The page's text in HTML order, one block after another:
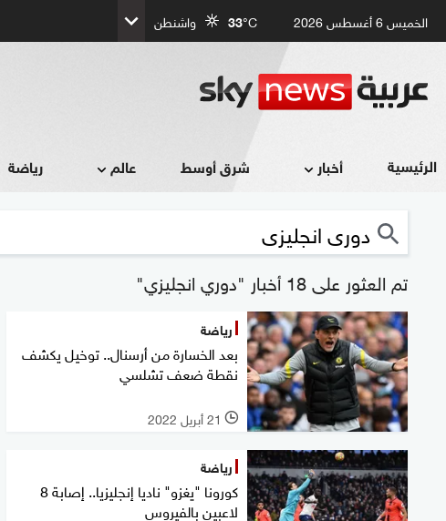
الخميس 6 أغسطس 2026 33°C واشنطن
الرئيسية أخبار شرق أوسط عالم رياضة
تم العثور على 18 أخبار "دوري انجليزي"
رياضة
بعد الخسارة من أرسنال.. توخيل يكشف
نقطة ضعف تشلسي
l 21 أبريل 2022
رياضة
كورونا "يغزو" ناديا إنجليزيا.. إصابة 8
لاعبين بالفيروس